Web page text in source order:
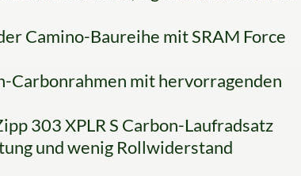
Camino-Baureihe mit SRAM Force
mit hervorragenden
303 XPLR S Carbon-Laufradsatz
und wenig Rollwiderstand